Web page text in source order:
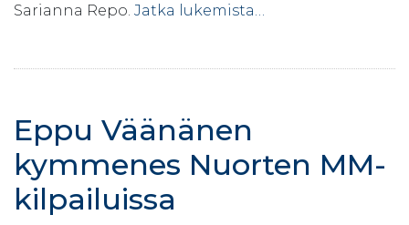
Sarianna Repo. Jatka lukemista…
Eppu Väänänen
kymmenes Nuorten MM-
kilpailuissa